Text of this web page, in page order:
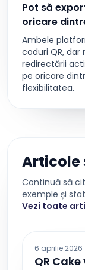
Pot să
oricare
Ambele
coduri QR,
redirectării
pe oricare
flexibilitatea.
Articole
Continuă să
exemple și
Vezi toate
6 aprilie 2026
QR